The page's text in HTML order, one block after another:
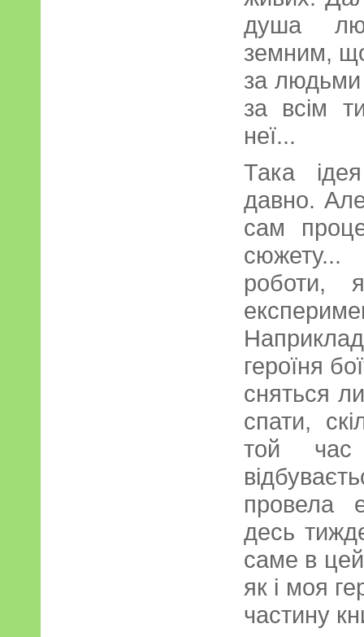
душа
земним,
за
за всім
неї...
Така
давно.
сам
роботи,
героїня
сняться
спати,
той
провела
десь
саме в
як і моя
частину